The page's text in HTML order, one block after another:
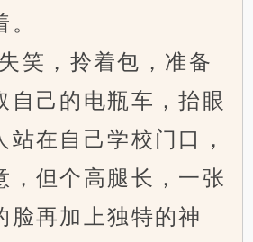
笑，拎着包，准备
自己的电瓶车，抬眼
站在自己学校门口，
，但个高腿长，一张
脸再加上独特的神